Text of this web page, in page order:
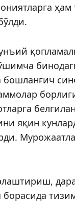
ҳам
бошланғич
яқин